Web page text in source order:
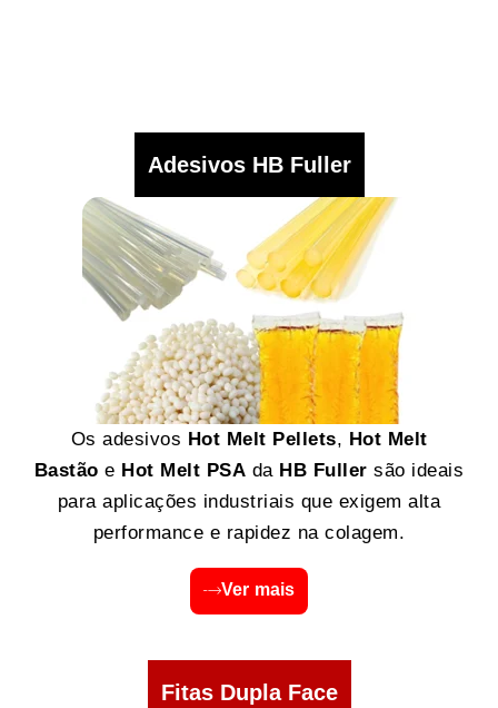
Adesivos HB Fuller
Os adesivos Hot Melt Pellets, Hot Melt
Bastão e Hot Melt PSA da HB Fuller são ideais
para aplicações industriais que exigem alta
performance e rapidez na colagem.
Ver mais
Fitas Dupla Face